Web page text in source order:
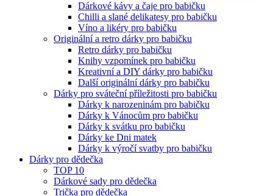
Dárkové kávy a čaje pro babičku
Chilli a slané delikatesy pro babičku
Víno a likéry pro babičku
Originální a retro dárky pro babičku
Retro dárky pro babičku
Knihy vzpomínek pro babičku
Kreativní a DIY dárky pro babičku
Další originální dárky pro babičku
Dárky pro sváteční příležitosti pro babičku
Dárky k narozeninám pro babičku
Dárky k Vánocům pro babičku
Dárky k svátku pro babičku
Dárky ke Dni matek
Dárky k výročí svatby pro babičku
Dárky pro dědečka
TOP 10
Dárkové sady pro dědečka
Trička pro dědečka